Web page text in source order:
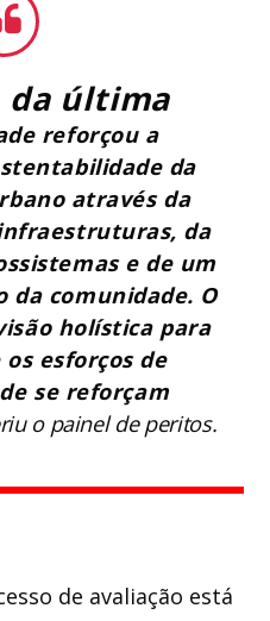
da última
reforçou a
da
através da
da
e de um
comunidade. O
holística para
esforços de
se reforçam
o painel de peritos.
de avaliação está